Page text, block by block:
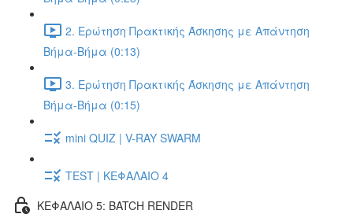
2. Ερώτηση Πρακτικής Άσκησης με Απάντηση
Βήμα-Βήμα (0:13)
3. Ερώτηση Πρακτικής Άσκησης με Απάντηση
Βήμα-Βήμα (0:15)
mini QUIZ | V-RAY SWARM
TEST | ΚΕΦΑΛΑΙΟ 4
ΚΕΦΑΛΑΙΟ 5: BATCH RENDER